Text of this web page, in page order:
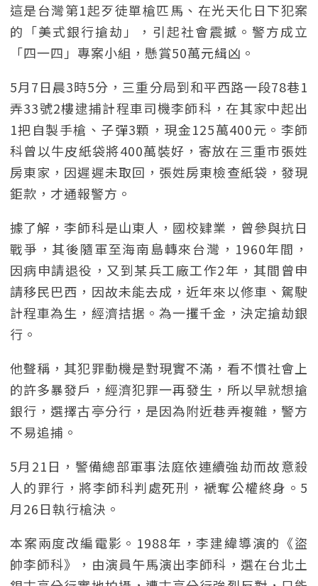
這是台灣第1起歹徒單槍匹馬、在光天化日下犯案
的「美式銀行搶劫」，引起社會震撼。警方成立
「四一四」專案小組，懸賞50萬元緝凶。
5月7日晨3時5分，三重分局到和平西路一段78巷1
弄33號2樓逮捕計程車司機李師科，在其家中起出
1把自製手槍、子彈3顆，現金125萬400元。李師
科曾以牛皮紙袋將400萬裝好，寄放在三重市張姓
房東家，因遲遲未取回，張姓房東檢查紙袋，發現
鉅款，才通報警方。
據了解，李師科是山東人，國校肄業，曾參與抗日
戰爭，其後隨軍至海南島轉來台灣，1960年間，
因病申請退役，又到某兵工廠工作2年，其間曾申
請移民巴西，因故未能去成，近年來以修車、駕駛
計程車為生，經濟拮据。為一攫千金，決定搶劫銀
行。
他聲稱，其犯罪動機是對現實不滿，看不慣社會上
的許多暴發戶，經濟犯罪一再發生，所以早就想搶
銀行，選擇古亭分行，是因為附近巷弄複雜，警方
不易追捕。
5月21日，警備總部軍事法庭依連續強劫而故意殺
人的罪行，將李師科判處死刑，褫奪公權終身。5
月26日執行槍決。
本案兩度改編電影。1988年，李建緯導演的《盜
帥李師科》，由演員午馬演出李師科，選在台北土